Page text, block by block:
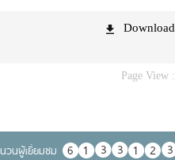
Download
Page View :
วนผู้เยื่ยมชม